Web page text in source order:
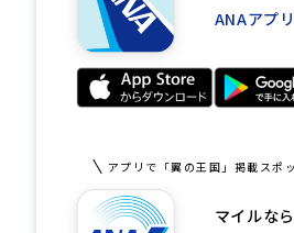
ANAアプリ
アプリで「翼の王国」掲載スポ
マイルなら